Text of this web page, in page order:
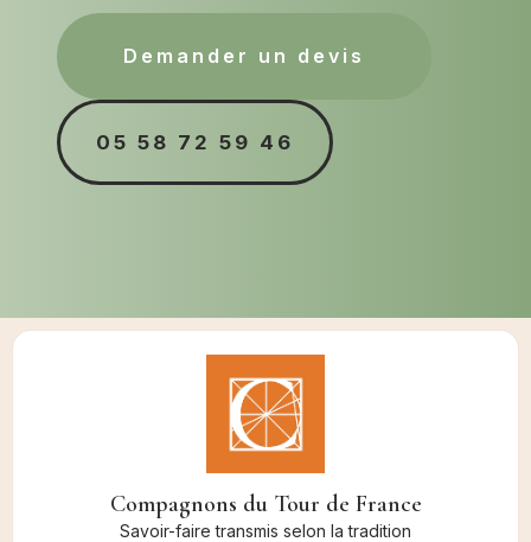
Demander un devis
05 58 72 59 46
Compagnons du Tour de France
Savoir-faire transmis selon la tradition